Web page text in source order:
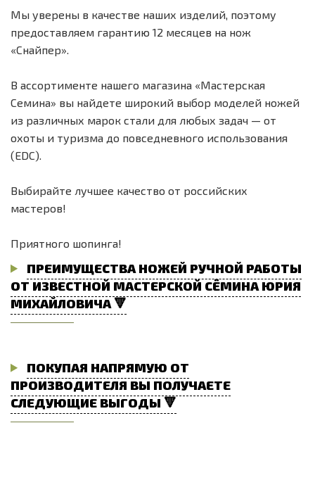
Мы уверены в качестве наших изделий, поэтому
предоставляем гарантию 12 месяцев на нож
«Снайпер».
В ассортименте нашего магазина «Мастерская
Семина» вы найдете широкий выбор моделей ножей
из различных марок стали для любых задач — от
охоты и туризма до повседневного использования
(EDC).
Выбирайте лучшее качество от российских
мастеров!
Приятного шопинга!
ПРЕИМУЩЕСТВА НОЖЕЙ РУЧНОЙ РАБОТЫ
ОТ ИЗВЕСТНОЙ МАСТЕРСКОЙ СЁМИНА ЮРИЯ
МИХАЙЛОВИЧА 🔻
ПОКУПАЯ НАПРЯМУЮ ОТ
ПРОИЗВОДИТЕЛЯ ВЫ ПОЛУЧАЕТЕ
СЛЕДУЮЩИЕ ВЫГОДЫ 🔻